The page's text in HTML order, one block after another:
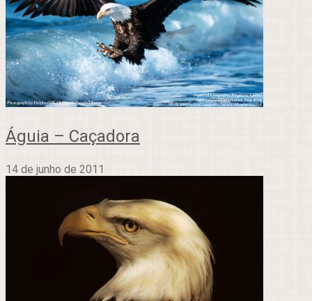
Águia – Caçadora
14 de junho de 2011